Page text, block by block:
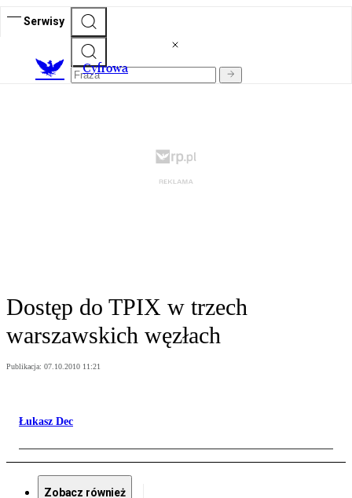
Serwisy
Cyfrowa
Dostęp do TPIX w trzech
warszawskich węzłach
Publikacja: 07.10.2010 11:21
Łukasz Dec
Zobacz również